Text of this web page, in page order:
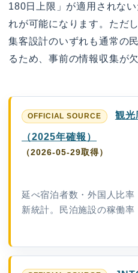
180日上限」が適用されな
れが可能になります。ただ
集客設計のいずれも通常の
るため、事前の情報収集が
観光
（2025年確報）
（2026-05-29取得）
延べ宿泊者数・外国人比
新統計。民泊施設の稼働率